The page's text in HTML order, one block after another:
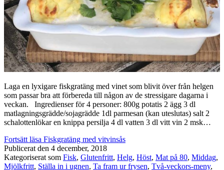
Laga en lyxigare fiskgratäng med vinet som blivit över från helgen
som passar bra att förbereda till någon av de stressigare dagarna i
veckan. Ingredienser för 4 personer: 800g potatis 2 ägg 3 dl
matlagningsgrädde/sojagrädde 1dl parmesan (kan uteslutas) salt 2
schalottenlökar en knippa persilja 4 dl vatten 3 dl vitt vin 2 msk…
Fortsätt läsa Fiskgratäng med vitvinsås
Publicerat den 4 december, 2018
Kategoriserat som Fisk, Glutenfritt, Helg, Höst, Mat på 80, Middag,
Mjölkfritt, Ställa in i ugnen, Ta fram ur frysen, Två-veckors-meny,